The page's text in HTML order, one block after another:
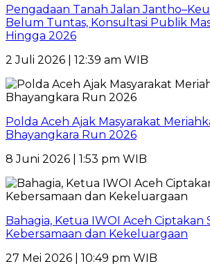
Pengadaan Tanah Jalan
Belum Tuntas, Konsultasi Publik
Hingga 2026
2 Juli 2026 | 12:39 am WIB
Polda Aceh Ajak Masyarakat
Bhayangkara Run 2026
8 Juni 2026 | 1:53 pm WIB
Bahagia, Ketua IWOI Aceh Ciptakan
Kebersamaan dan Kekeluargaan
27 Mei 2026 | 10:49 pm WIB